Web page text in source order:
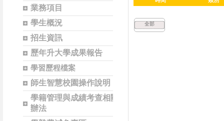
業務項目
學生概況
招生資訊
歷年升大學成果報告
學習歷程檔案
師生智慧校園操作說明
學籍管理與成績考查相關
辦法
全部